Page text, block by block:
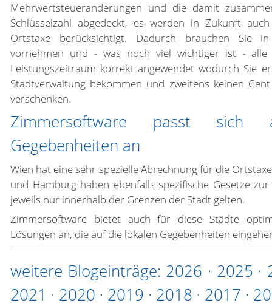
Mehrwertsteueränderungen und die damit
Schlüsselzahl abgedeckt, es werden in Zukunft
Ortstaxe berücksichtigt. Dadurch brauchen Sie
vornehmen und - was noch viel wichtiger ist - alle
Leistungszeitraum korrekt angewendet wodurch Sie
Stadtverwaltung bekommen und zweitens keinen
verschenken.
Zimmersoftware passt
Gegebenheiten an
Wien hat eine sehr spezielle Abrechnung für die
und Hamburg haben ebenfalls spezifische Gesetze
jeweils nur innerhalb der Grenzen der Stadt gelten.
Zimmersoftware bietet auch für diese Städte
Lösungen an, die auf die lokalen Gegebenheiten
weitere Blogeinträge: 2026 · 2025 ·
2021 · 2020 · 2019 · 2018 · 2017 ·